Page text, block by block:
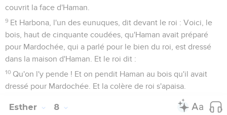
couvrit la face d'Haman.
9 Et Harbona, l'un des eunuques, dit devant le roi : Voici, le
bois, haut de cinquante coudées, qu'Haman avait préparé
pour Mardochée, qui a parlé pour le bien du roi, est dressé
dans la maison d'Haman. Et le roi dit :
10 Qu'on l'y pende ! Et on pendit Haman au bois qu'il avait
dressé pour Mardochée. Et la colère de roi s'apaisa.
Esther 8